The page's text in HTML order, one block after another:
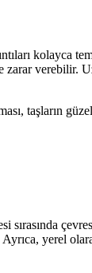
kolayca
zarar verebilir.
taşların
sırasında
yerel